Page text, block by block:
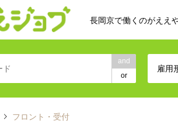
長岡京で働くのがええ
and
or
雇用
フロント・受付